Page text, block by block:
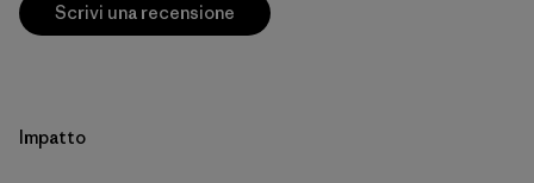
Scrivi una recensione
Impatto